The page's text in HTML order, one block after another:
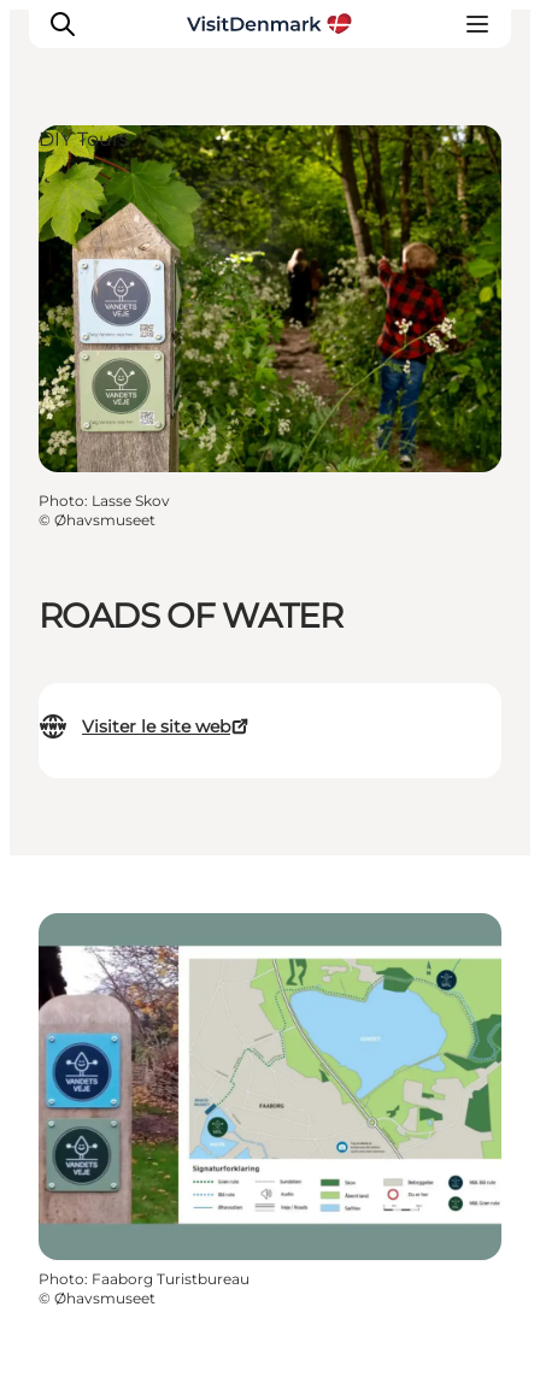
Inspirations
Destinations
Quoi faire
Hébergements
Planifiez votre voyage
ROADS OF WATER
Visiter le site web
DIY Tours
Photo: Lasse Skov
© Øhavsmuseet
Photo: Faaborg Turistbureau
© Øhavsmuseet